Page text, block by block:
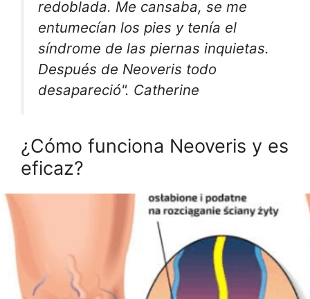
redoblada. Me cansaba, se me
entumecían los pies y tenía el
síndrome de las piernas inquietas.
Después de Neoveris todo
desapareció". Catherine
¿Cómo funciona Neoveris y es
eficaz?